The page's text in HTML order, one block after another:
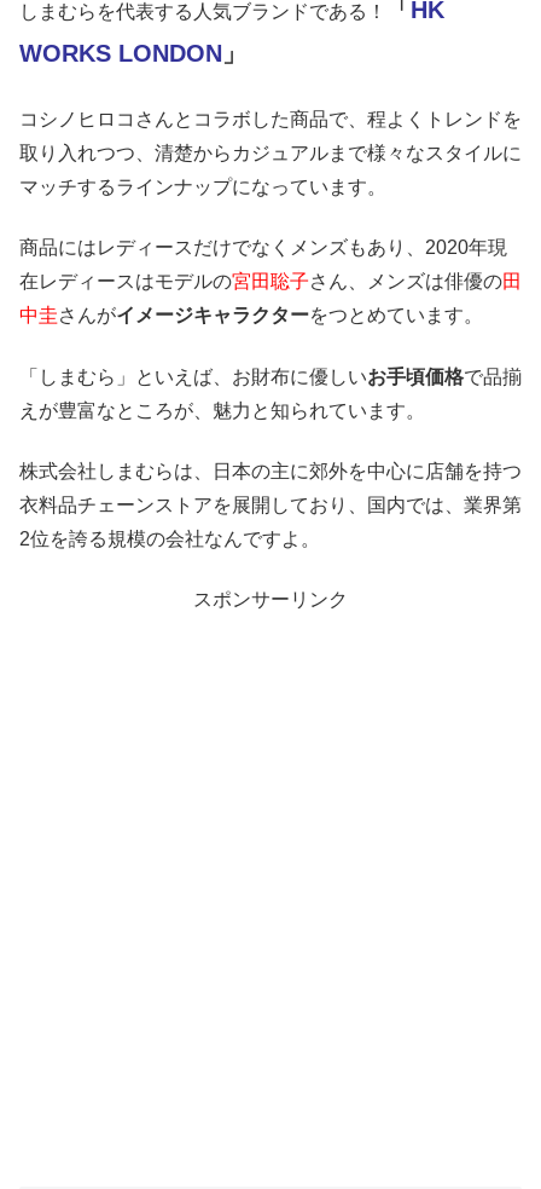
しまむらを代表する人気ブランドである！ 「 HK
WORKS LONDON 」
コシノヒロコさんとコラボした商品で、程よくトレンドを
取り入れつつ、清楚からカジュアルまで様々なスタイルに
マッチするラインナップになっています。
商品にはレディースだけでなくメンズもあり、2020年現
在レディースはモデルの宮田聡子さん、メンズは俳優の田
中圭さんがイメージキャラクターをつとめています。
「しまむら」といえば、お財布に優しいお手頃価格で品揃
えが豊富なところが、魅力と知られています。
株式会社しまむらは、日本の主に郊外を中心に店舗を持つ
衣料品チェーンストアを展開しており、国内では、業界第
2位を誇る規模の会社なんですよ。
スポンサーリンク